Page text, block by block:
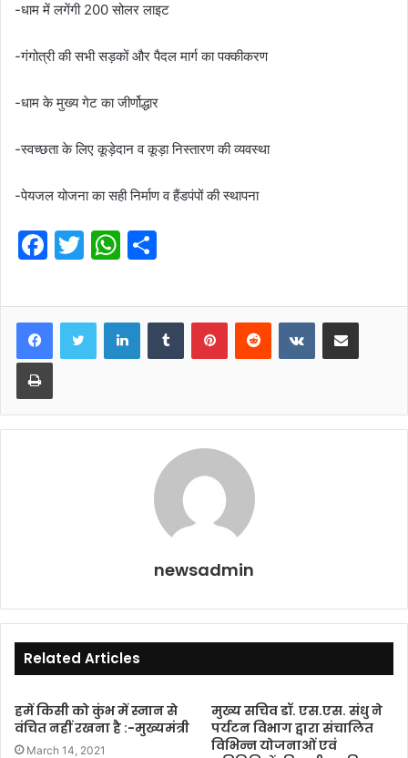
-धाम में लगेंगी 200 सोलर लाइट
-गंगोत्री की सभी सड़कों और पैदल मार्ग का पक्कीकरण
-धाम के मुख्य गेट का जीर्णोद्धार
-स्वच्छता के लिए कूड़ेदान व कूड़ा निस्तारण की व्यवस्था
-पेयजल योजना का सही निर्माण व हैंडपंपों की स्थापना
F
c
e
b
o
o
T
itt
er
W
at
s
A
p
ar
e
LinkedInTumblr PinterestReddit VKontakteShare via Email
Print
newsadmin
Related Articles
हमें किसी को कुंभ में स्नान से
वंचित नहीं रखना है :-मुख्यमंत्री
March 14, 2021
मुख्य सचिव डॉ. एस.एस. संधु ने
पर्यटन विभाग द्वारा संचालित
विभिन्न योजनाओं एवं